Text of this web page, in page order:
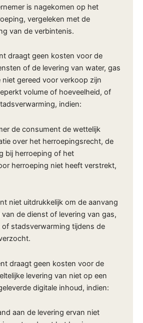
is nagekomen op het
vergeleken met de
van de verbintenis.
draagt geen kosten voor de
of de levering van water, gas
gereed voor verkoop zijn
volume of hoeveelheid, of
indien:
de consument de wettelijk
over het herroepingsrecht, de
bij herroeping of het
herroeping niet heeft verstrekt,
niet uitdrukkelijk om de aanvang
de dienst of levering van gas,
of stadsverwarming tijdens de
draagt geen kosten voor de
levering van niet op een
digitale inhoud, indien:
aan de levering ervan niet